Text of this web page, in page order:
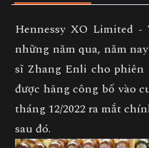
Hennessy XO Limited
những năm qua, năm
sĩ Zhang Enli cho phiên
được hãng công bố vào
tháng 12/2022 ra mắt
sau đó.